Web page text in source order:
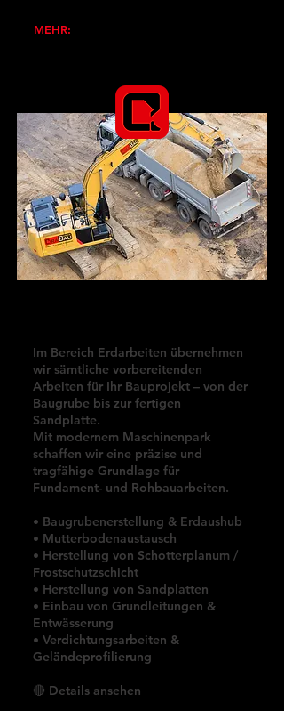
MEHR:
Im Bereich Erdarbeiten übernehmen
wir sämtliche vorbereitenden
Arbeiten für Ihr Bauprojekt – von der
Baugrube bis zur fertigen
Sandplatte.
Mit modernem Maschinenpark
schaffen wir eine präzise und
tragfähige Grundlage für
Fundament- und Rohbauarbeiten.
• Baugrubenerstellung & Erdaushub
• Mutterbodenaustausch
• Herstellung von Schotterplanum /
Frostschutzschicht
• Herstellung von Sandplatten
• Einbau von Grundleitungen &
Entwässerung
• Verdichtungsarbeiten &
Geländeprofilierung
🔴 Details ansehen